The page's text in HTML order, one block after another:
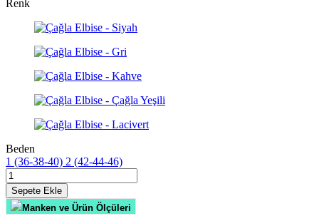
Renk
Beden
1 (36-38-40) 2 (42-44-46)
Sepete Ekle
Manken ve Ürün Ölçüleri